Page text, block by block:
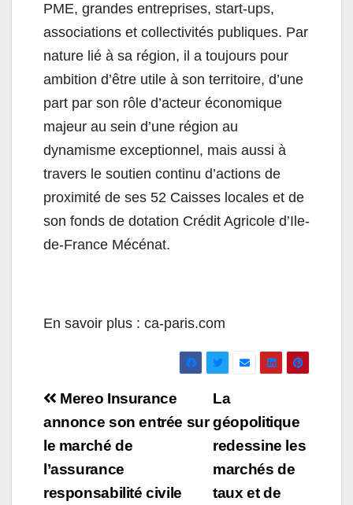
PME, grandes entreprises, start-ups,
associations et collectivités publiques. Par
nature lié à sa région, il a toujours pour
ambition d’être utile à son territoire, d’une
part par son rôle d’acteur économique
majeur au sein d’une région au
dynamisme exceptionnel, mais aussi à
travers le soutien continu d’actions de
proximité de ses 52 Caisses locales et de
son fonds de dotation Crédit Agricole d’Ile-
de-France Mécénat.
En savoir plus : ca-paris.com
Navigation
de
l’article
La
géopolitique
redessine les
marchés de
taux et de
Mereo Insurance
annonce son entrée sur
le marché de
l’assurance
responsabilité civile